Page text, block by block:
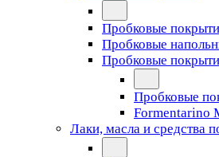
Пробковые
Пробковые
Пробковые
Пробковые
Formentarino
Лаки, масла и средства